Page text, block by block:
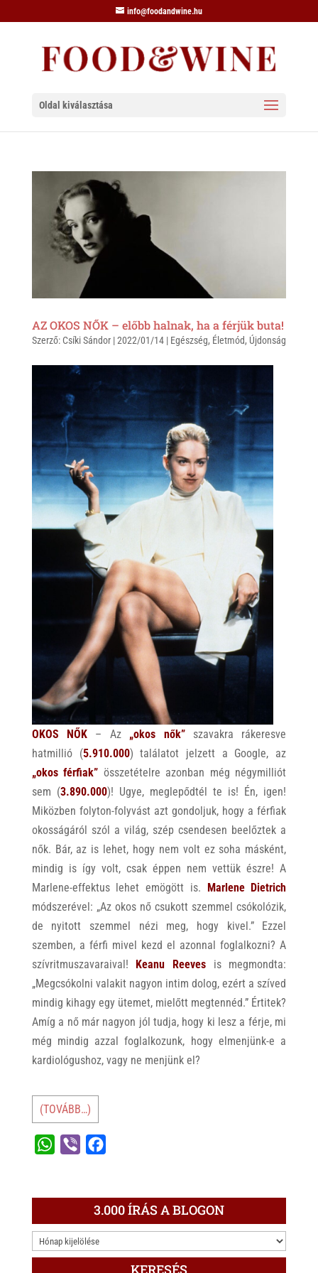
info@foodandwine.hu
Oldal kiválasztása
AZ OKOS NŐK – előbb halnak, ha a férjük buta!
Szerző: Csíki Sándor|2022/01/14| Egészség, Életmód, Újdonság
OKOS NŐK – Az „okos nők”szavakra rákeresve
hatmillió (5.910.000) találatot jelzett a Google, az
„okos férfiak” összetételre azonban még négymilliót
sem (3.890.000)! Ugye, meglepődtél te is! Én, igen!
Miközben folyton-folyvást azt gondoljuk, hogy a férfiak
okosságáról szól a világ, szép csendesen beelőztek a
nők. Bár, az is lehet, hogy nem volt ez soha másként,
mindig is így volt, csak éppen nem vettük észre! A
Marlene-effektus lehet emögött is. Marlene Dietrich
módszerével: „Az okos nő csukott szemmel csókolózik,
de nyitott szemmel nézi meg, hogy kivel.” Ezzel
szemben, a férfi mivel kezd el azonnal foglalkozni? A
szívritmuszavaraival! Keanu Reeves is megmondta:
„Megcsókolni valakit nagyon intim dolog, ezért a szíved
mindig kihagy egy ütemet, mielőtt megtennéd.” Értitek?
Amíg a nő már nagyon jól tudja, hogy ki lesz a férje, mi
még mindig azzal foglalkozunk, hogy elmenjünk-e a
kardiológushoz, vagy ne menjünk el?
(TOVÁBB…)
s
A
r
e
b
3.000 ÍRÁS A BLOGON
3.000
ÍRÁS